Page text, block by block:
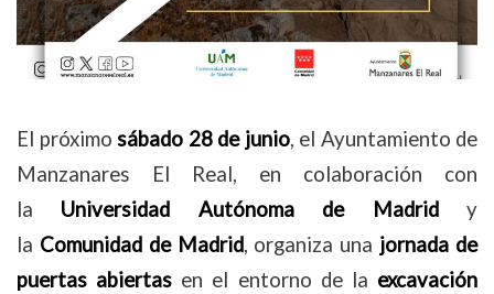
El próximo sábado 28 de junio, el Ayuntamiento de
Manzanares El Real, en colaboración con
la Universidad Autónoma de Madridy
la Comunidad de Madrid, organiza una jornada de
puertas abiertas en el entorno de la excavación